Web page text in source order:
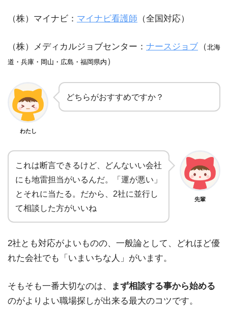
（株）マイナビ： マイナビ看護師 （全国対応）
（株）メディカルジョブセンター： ナースジョブ （北海
道・兵庫・岡山・広島・福岡県内 ）
わたし
どちらがおすすめですか？
これは断言できるけど、どんないい会社
にも地雷担当がいるんだ。「運が悪い」
とそれに当たる。だから、2社に並行し
て相談した方がいいね
先輩
2社とも対応がよいものの、一般論として、どれほど優
れた会社でも「いまいちな人」がいます。
そもそも一番大切なのは、
まず相談する事から始める
のがよりよい職場探しが出来る最大のコツです。